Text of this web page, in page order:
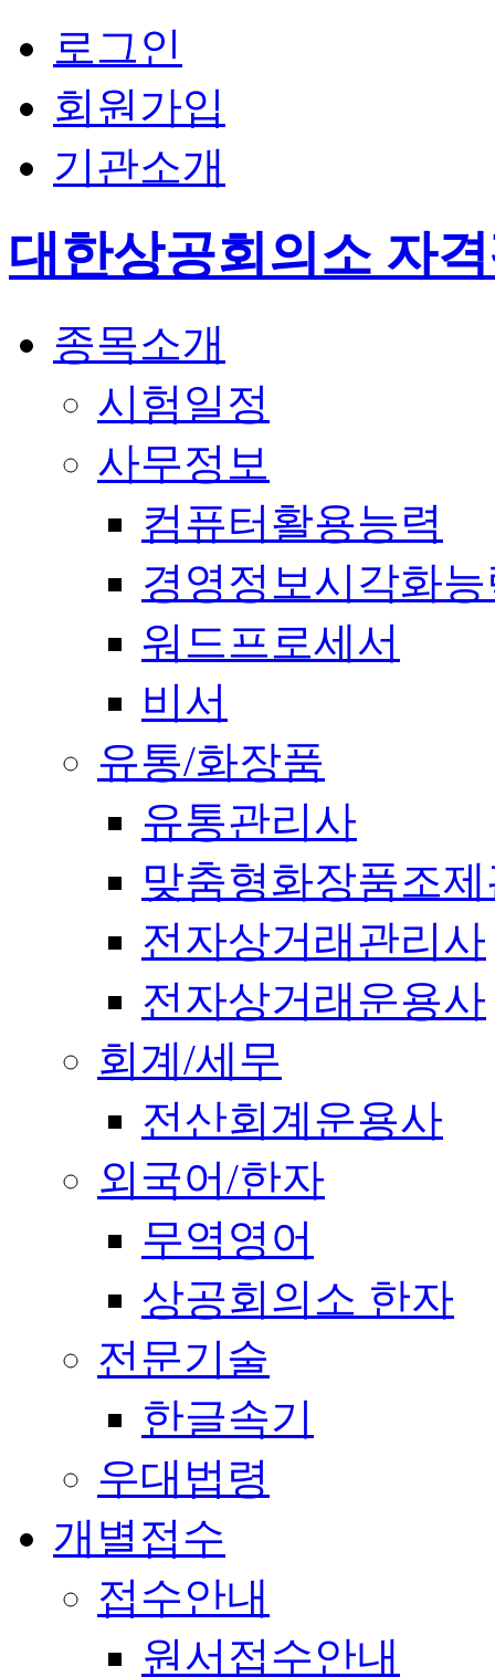
로그인
회원가입
기관소개
대한상공회의소 자
종목소개
시험일정
사무정보
컴퓨터활용능력
경영정보시각화
워드프로세서
비서
유통/화장품
유통관리사
맞춤형화장품조
전자상거래관리사
전자상거래운용사
회계/세무
전산회계운용사
외국어/한자
무역영어
상공회의소 한자
전문기술
한글속기
우대법령
개별접수
접수안내
원서접수안내